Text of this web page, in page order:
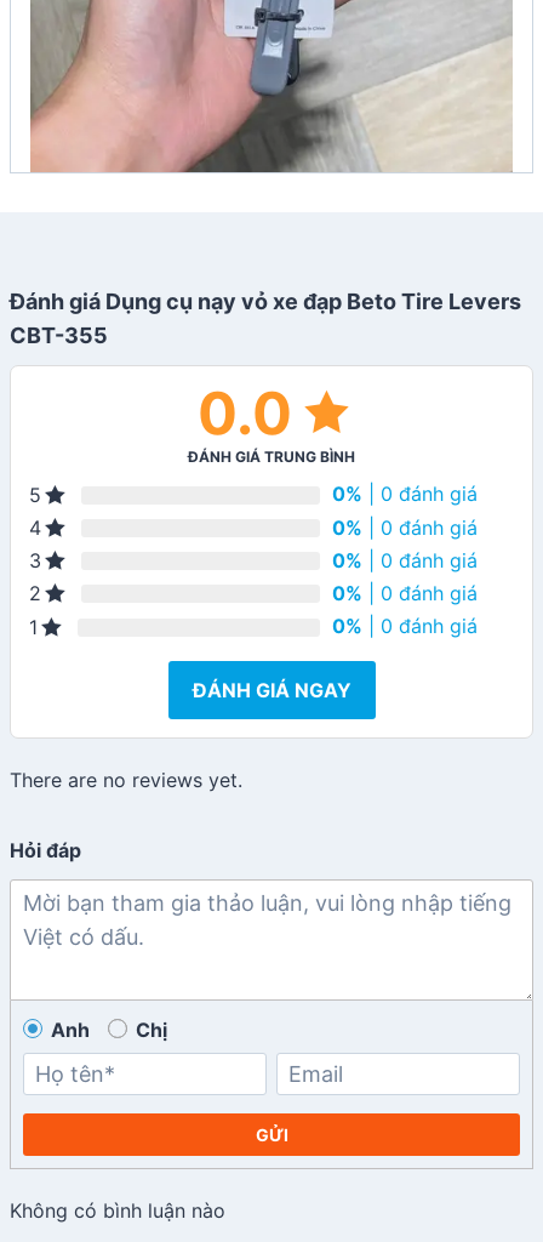
Đánh giá Dụng cụ nạy vỏ xe đạp Beto Tire Levers
CBT-355
0.0
ĐÁNH GIÁ TRUNG BÌNH
5 0% | 0 đánh giá
4
0% | 0 đánh giá
3
0% | 0 đánh giá
2
0% | 0 đánh giá
1
0% | 0 đánh giá
ĐÁNH GIÁ NGAY
There are no reviews yet.
Hỏi đáp
Anh Chị
GỬI
Không có bình luận nào